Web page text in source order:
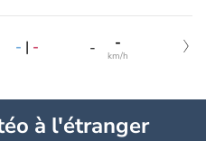
- | - - -
km/h
à l'étranger